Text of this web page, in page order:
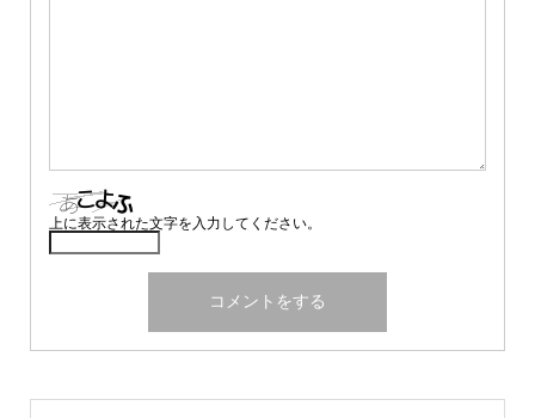
上に表示された文字を入力してください。